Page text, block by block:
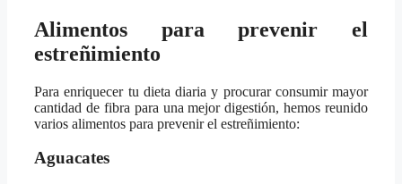
Alimentos para prevenir el
estreñimiento
Para enriquecer tu dieta diaria y procurar consumir mayor
cantidad de fibra para una mejor digestión, hemos reunido
varios alimentos para prevenir el estreñimiento:
Aguacates